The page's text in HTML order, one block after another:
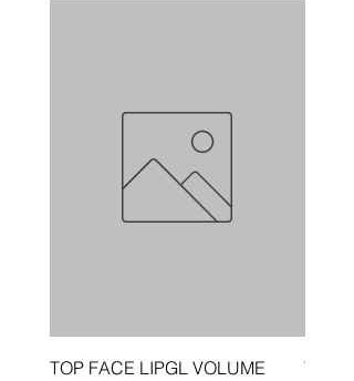
TOP FACE LIPGL VOLUME
Traka